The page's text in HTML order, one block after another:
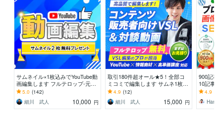
サムネイル×1枚込みでYouTube動
画編集します フルテロップ-元動
画10分以内のYouTube動画の編集
5.0 (142)
細川 武人
10,000 円
取引180件超オール★5！全部コ
ミコミで編集します サムネ1枚無
料！VSL・対談動画の実績多数
4.9 (12)
細川 武人
15,000 円
900記事
10記事
ードプ
4.9